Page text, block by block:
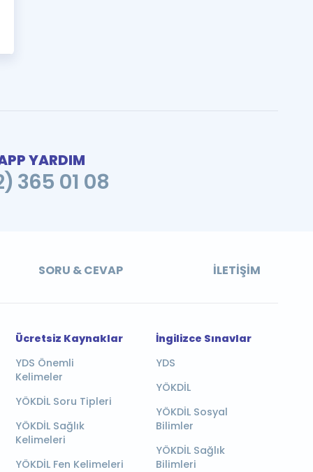
YARDIM
365 01 08
SORU & CEVAP İLETIŞIM
Ücretsiz Kaynaklar
YDS Önemli
Kelimeler
YÖKDİL Soru Tipleri
YÖKDİL Sağlık
Kelimeleri
YÖKDİL Fen Kelimeleri
İngilizce Sınavlar
YDS
YÖKDİL
YÖKDİL Sosyal
Bilimler
YÖKDİL Sağlık
Bilimleri